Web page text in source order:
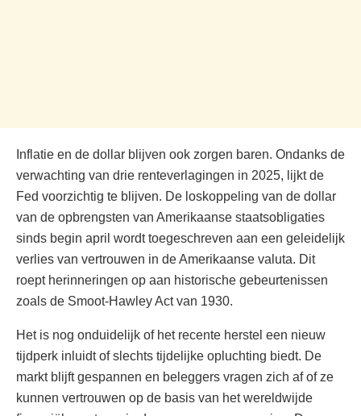
Inflatie en de dollar blijven ook zorgen baren. Ondanks de
verwachting van drie renteverlagingen in 2025, lijkt de
Fed voorzichtig te blijven. De loskoppeling van de dollar
van de opbrengsten van Amerikaanse staatsobligaties
sinds begin april wordt toegeschreven aan een geleidelijk
verlies van vertrouwen in de Amerikaanse valuta. Dit
roept herinneringen op aan historische gebeurtenissen
zoals de Smoot-Hawley Act van 1930.
Het is nog onduidelijk of het recente herstel een nieuw
tijdperk inluidt of slechts tijdelijke opluchting biedt. De
markt blijft gespannen en beleggers vragen zich af of ze
kunnen vertrouwen op de basis van het wereldwijde